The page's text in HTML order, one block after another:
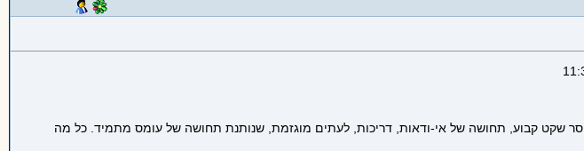
שקט קבוע, תחושה של אי-ודאות, דריכות, לעתים מוגזמת, שנותנת תחושה של עומס מתמיד. כל מה